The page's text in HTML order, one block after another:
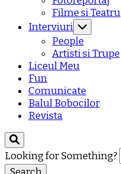
Filme si Teatru
Interviuri
People
Artisti si Trupe
Liceul Meu
Fun
Comunicate
Balul Bobocilor
Revista
Looking for Something?